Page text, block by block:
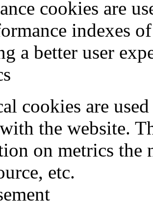
cookies are
indexes
a better user
cookies are
the website.
on metrics the
etc.